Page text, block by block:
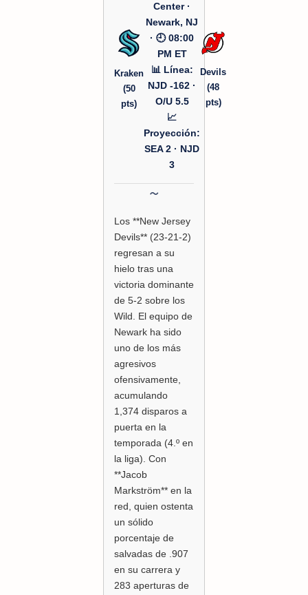
Kraken
(50
pts)
Center ·
Newark, NJ
· 🕘 08:00
PM ET
📊 Línea:
NJD -162 ·
O/U 5.5
📈
Proyección:
SEA 2 · NJD
3
Devils
(48
pts)
Los **New Jersey
Devils** (23-21-2)
regresan a su
hielo tras una
victoria dominante
de 5-2 sobre los
Wild. El equipo de
Newark ha sido
uno de los más
agresivos
ofensivamente,
acumulando
1,374 disparos a
puerta en la
temporada (4.º en
la liga). Con
**Jacob
Markström** en la
red, quien ostenta
un sólido
porcentaje de
salvadas de .907
en su carrera y
283 aperturas de